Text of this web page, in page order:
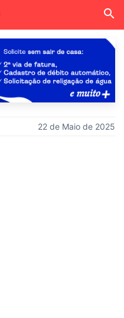
search
22 de Maio de 2025